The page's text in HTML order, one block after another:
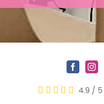
4.9 / 5